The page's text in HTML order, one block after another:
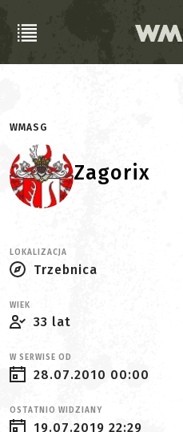
WMASG
Zagorix
LOKALIZACJA
Trzebnica
WIEK
33 lat
W SERWISE OD
28.07.2010 00:00
OSTATNIO WIDZIANY
19.07.2019 22:29